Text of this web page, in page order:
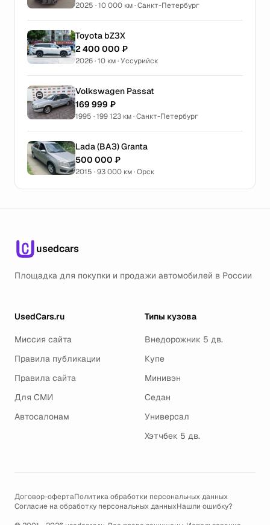
2025 · 10 000 км · Санкт-Петербург
Toyota bZ3X
2 400 000 ₽
2026 · 10 км · Уссурийск
Volkswagen Passat
169 999 ₽
1995 · 199 123 км · Санкт-Петербург
Lada (ВАЗ) Granta
500 000 ₽
2015 · 93 000 км · Орск
usedcars
Площадка для покупки и продажи автомобилей в России
UsedCars.ru
Миссия сайта
Правила публикации
Правила сайта
Для СМИ
Автосалонам
Типы кузова
Внедорожник 5 дв.
Купе
Минивэн
Седан
Универсал
Хэтчбек 5 дв.
Договор-офертаПолитика обработки персональных данных
Согласие на обработку персональных данныхНашли ошибку?